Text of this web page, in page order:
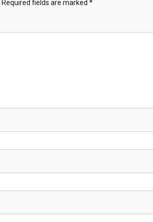
Required fields are marked *